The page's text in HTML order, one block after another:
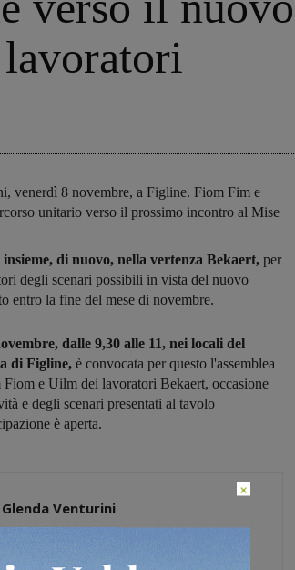
venerdì 8 novembre, a Figline. Fiom Fim e
unitario verso il prossimo incontro al Mise
di nuovo, nella vertenza Bekaert, per
degli scenari possibili in vista del nuovo
entro la fine del mese di novembre.
dalle 9,30 alle 11, nei locali del
di Figline, è convocata per questo l'assemblea
Fiom e Uilm dei lavoratori Bekaert, occasione
e degli scenari presentati al tavolo
è aperta.
Glenda Venturini
×